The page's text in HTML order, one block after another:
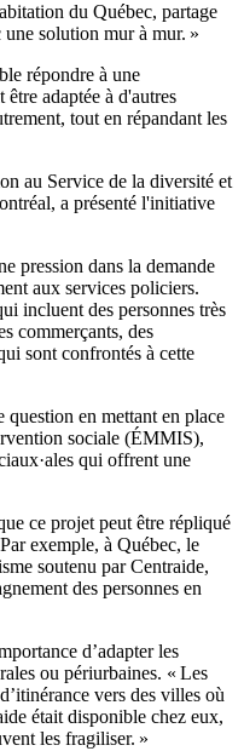
du Québec, partage
solution mur à mur. »
répondre à une
adaptée à d'autres
tout en répandant les
au Service de la diversité et
a présenté l'initiative
pression dans la demande
aux services policiers.
incluent des personnes très
commerçants, des
sont confrontés à cette
en mettant en place
sociale (ÉMMIS),
qui offrent une
ce projet peut être répliqué
exemple, à Québec, le
soutenu par Centraide,
des personnes en
d’adapter les
ou périurbaines. « Les
vers des villes où
était disponible chez eux,
les fragiliser. »